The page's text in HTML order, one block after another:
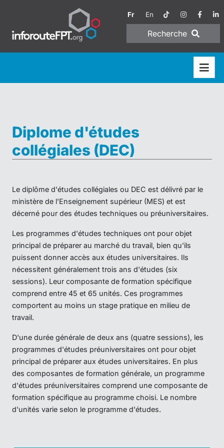
Fr En
Recherche
Diplome d'études
collégiales (DEC)
Le diplôme d'études collégiales ou DEC est délivré par le
ministère de l'Enseignement supérieur (MES) et est
décerné pour des études techniques ou préuniversitaires.
Les programmes d'études techniques ont pour objet
principal de préparer au marché du travail, bien qu'ils
puissent donner accès aux études universitaires. Ils
nécessitent généralement trois ans d'études (six
sessions). Leur composante de formation spécifique
comprend entre 45 et 65 unités. Ces programmes
comportent au moins un stage pratique en milieu de
travail.
D'une durée générale de deux ans (quatre sessions), les
programmes d'études préuniversitaires ont pour objet
principal de préparer aux études universitaires. En plus
des composantes de formation générale, un programme
d'études préuniversitaires comprend une composante de
formation spécifique au programme choisi. Le nombre
d'unités varie selon le programme d'études.